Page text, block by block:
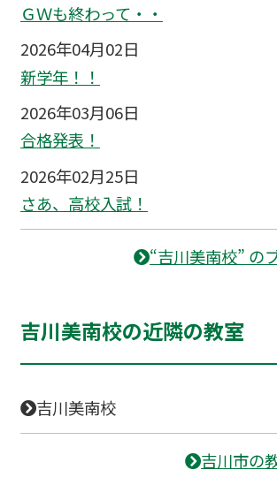
ＧＷも終わって・・
2026年04月02日
新学年！！
2026年03月06日
合格発表！
2026年02月25日
さあ、高校入試！
“吉川美南校” の
吉川美南校の近隣の教室
吉川美南校
吉川市の